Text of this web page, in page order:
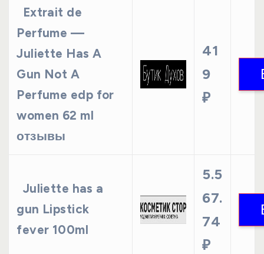
Extrait de
Perfume —
Juliette Has A
Gun Not A
Perfume edp for
women 62 ml
отзывы
41
9
₽
Juliette has a
gun Lipstick
fever 100ml
5.5
67.
74
₽